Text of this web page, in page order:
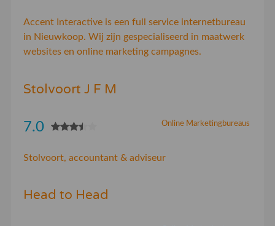
Accent Interactive is een full service internetbureau
in Nieuwkoop. Wij zijn gespecialiseerd in maatwerk
websites en online marketing campagnes.
Stolvoort J F M
Online Marketingbureaus
7.0
Stolvoort, accountant & adviseur
Head to Head